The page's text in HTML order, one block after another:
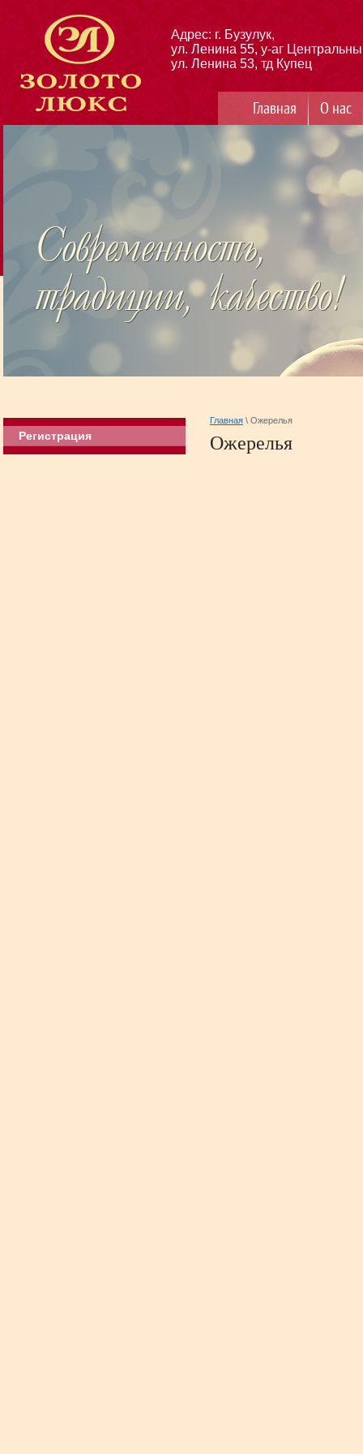
Адрес: г. Бузулук,
ул. Ленина 55, у-аг
ул. Ленина 53, тд Купец
Главная О нас
Главная \ Ожерелья
Ожерелья
Регистрация